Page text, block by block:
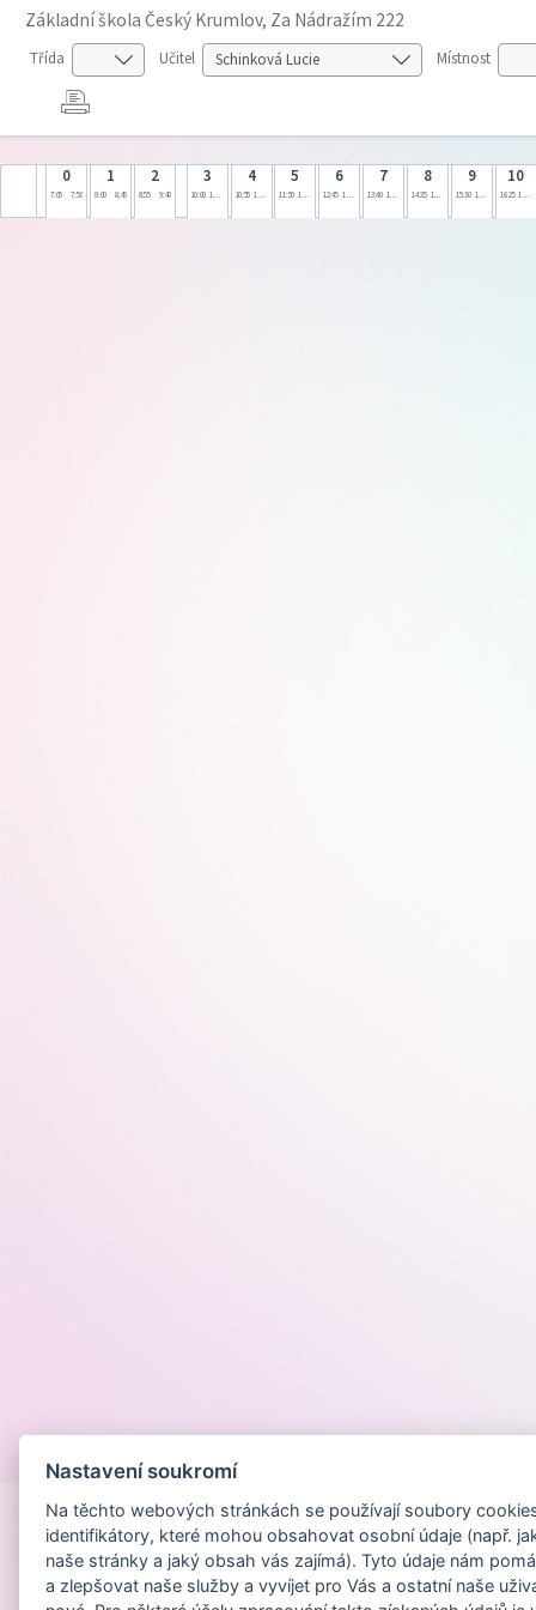
Základní škola Český Krumlov, Za Nádražím 222
Třída Učitel Místnost
0
7:05 7:50
1
8:00 8:45
2
8:55 9:40
3
10:00 10:45
4
10:55 11:40
5
11:50 12:35
6
12:45 13:30
7
13:40 14:25
8
14:35 15:20
9
15:30 16:15
10
16:25 17:10
Nastavení soukromí
Na těchto webových stránkách se používají soubory
identifikátory, které mohou obsahovat osobní údaje (např.
naše stránky a jaký obsah vás zajímá). Tyto údaje nám
a zlepšovat naše služby a vyvíjet pro Vás a ostatní naše